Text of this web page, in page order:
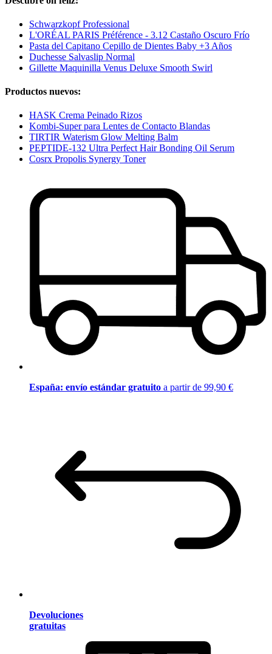
Schwarzkopf Professional
L'ORÉAL PARIS Préférence - 3.12 Castaño Oscuro Frío
Pasta del Capitano Cepillo de Dientes Baby +3 Años
Duchesse Salvaslip Normal
Gillette Maquinilla Venus Deluxe Smooth Swirl
Productos nuevos:
HASK Crema Peinado Rizos
Kombi-Super para Lentes de Contacto Blandas
TIRTIR Waterism Glow Melting Balm
PEPTIDE-132 Ultra Perfect Hair Bonding Oil Serum
Cosrx Propolis Synergy Toner
España: envío estándar gratuito a partir de 99,90 €
Devoluciones
gratuitas